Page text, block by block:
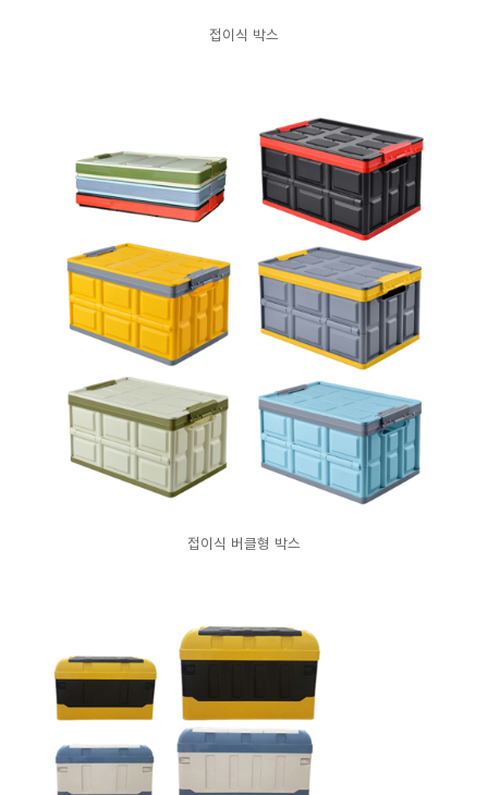
접이식 박스
접이식 버클형 박스